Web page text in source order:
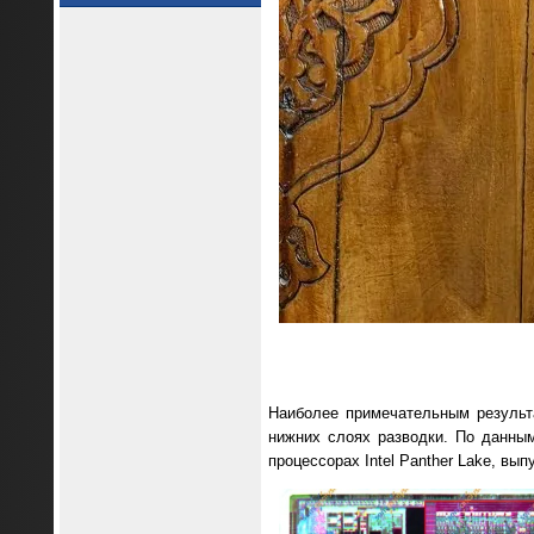
Наиболее примечательным
нижних слоях разводки. По
процессорах Intel Panther Lake,